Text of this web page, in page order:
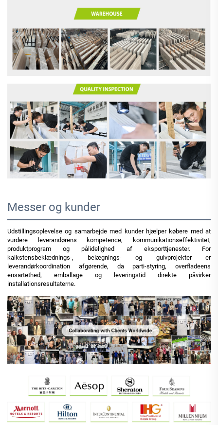
Messer og kunder
Udstillingsoplevelse og samarbejde med kunder hjælper købere med at
vurdere leverandørens kompetence, kommunikationseffektivitet,
produktprogram og pålidelighed af eksporttjenester. For
kalkstensbeklædnings-, belægnings- og gulvprojekter er
leverandørkoordination afgørende, da parti-styring, overfladeens
ensartethed, emballage og leveringstid direkte påvirker
installationsresultaterne.